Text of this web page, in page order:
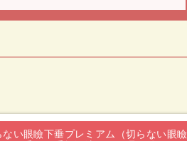
ない眼瞼下垂プレミアム（切らない眼瞼